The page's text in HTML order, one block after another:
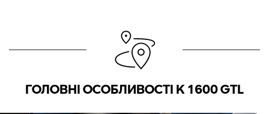
ГОЛОВНІ ОСОБЛИВОСТІ K 1600 GTL